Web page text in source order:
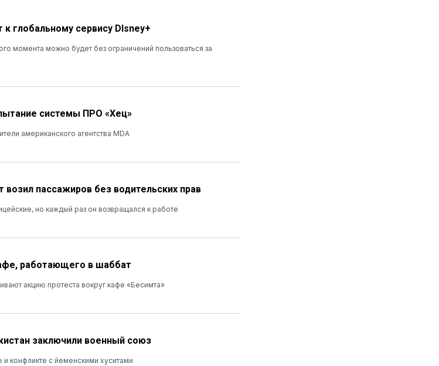
глобальному сервису DIsney+
момента можно будет без ограничений пользоваться за
системы ПРО «Хец»
американского агентства MDA
пассажиров без водительских прав
но каждый раз он возвращался к работе
работающего в шаббат
акцию протеста вокруг кафе «Бесимта»
заключили военный союз
конфликте с йеменскими хуситами